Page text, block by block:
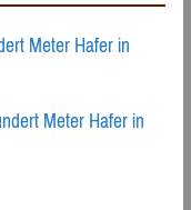
Meter Hafer in
Meter Hafer in